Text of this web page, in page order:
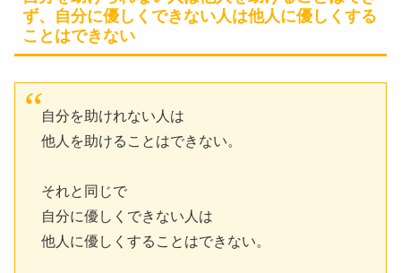
ず、自分に優しくできない人は他人に優しくする
ことはできない
自分を助けれない人は
他人を助けることはできない。
それと同じで
自分に優しくできない人は
他人に優しくすることはできない。